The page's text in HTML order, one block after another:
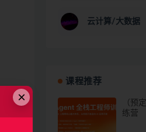
云计算/大数据
课程推荐
（预
练营
×